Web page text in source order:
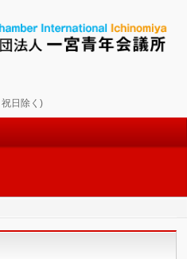
日除く)